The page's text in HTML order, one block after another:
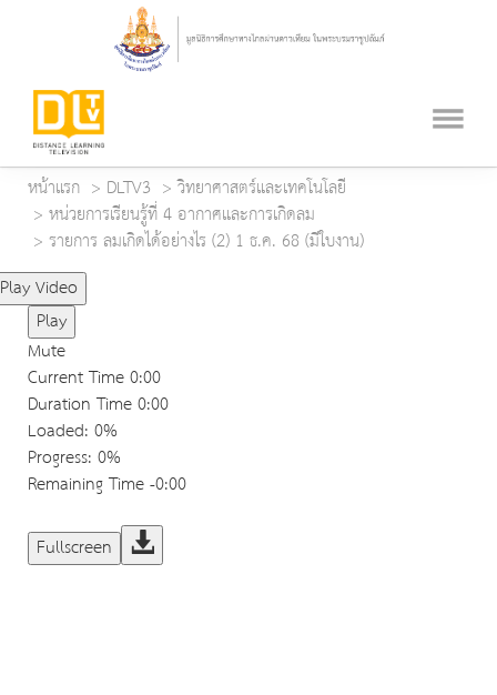
หน้าแรก DLTV3
วิทยาศาสตร์และเทคโนโลยี
หน่วยการเรียนรู้ที่ 4 อากาศและการเกิดลม
รายการ ลมเกิดได้อย่างไร (2) 1 ธ.ค. 68 (มีใบงาน)
Play Video
Play
Mute
Current Time0:00
Duration Time0:00
Loaded: 0%
Progress: 0%
Remaining Time-0:00
Fullscreen